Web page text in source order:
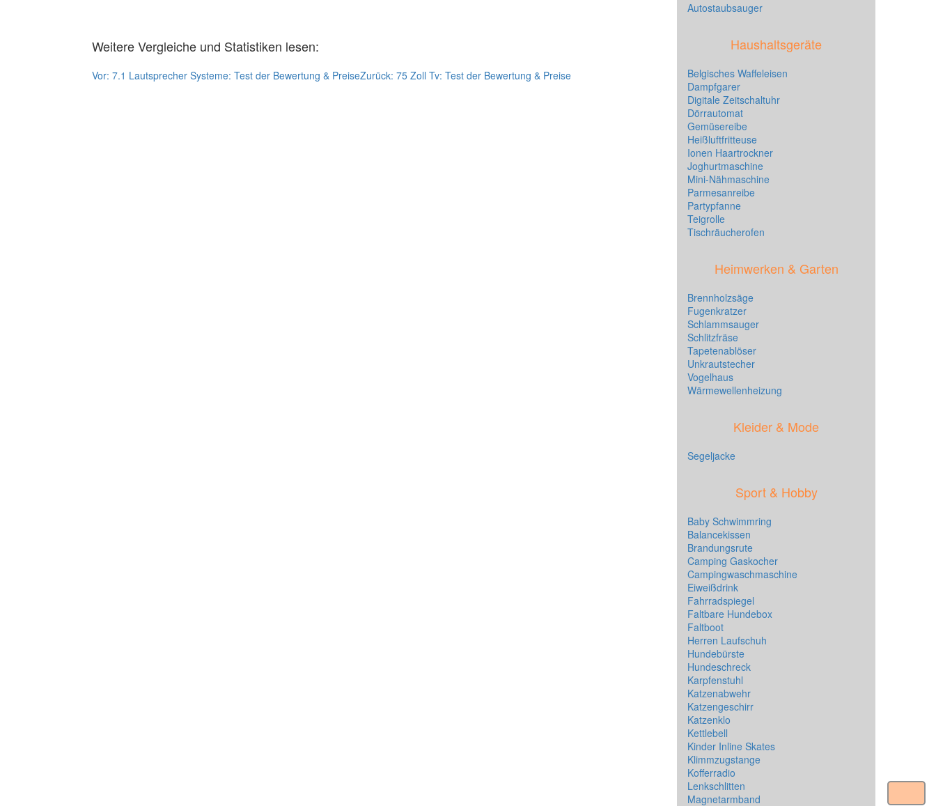
Weitere Vergleiche und Statistiken lesen:
Vor: 7.1 Lautsprecher Systeme: Test der Bewertung & PreiseZurück: 75 Zoll Tv: Test der Bewertung & Preise
Autostaubsauger
Haushaltsgeräte
Belgisches Waffeleisen
Dampfgarer
Digitale Zeitschaltuhr
Dörrautomat
Gemüsereibe
Heißluftfritteuse
Ionen Haartrockner
Joghurtmaschine
Mini-Nähmaschine
Parmesanreibe
Partypfanne
Teigrolle
Tischräucherofen
Heimwerken & Garten
Brennholzsäge
Fugenkratzer
Schlammsauger
Schlitzfräse
Tapetenablöser
Unkrautstecher
Vogelhaus
Wärmewellenheizung
Kleider & Mode
Segeljacke
Sport & Hobby
Baby Schwimmring
Balancekissen
Brandungsrute
Camping Gaskocher
Campingwaschmaschine
Eiweißdrink
Fahrradspiegel
Faltbare Hundebox
Faltboot
Herren Laufschuh
Hundebürste
Hundeschreck
Karpfenstuhl
Katzenabwehr
Katzengeschirr
Katzenklo
Kettlebell
Kinder Inline Skates
Klimmzugstange
Kofferradio
Lenkschlitten
Magnetarmband